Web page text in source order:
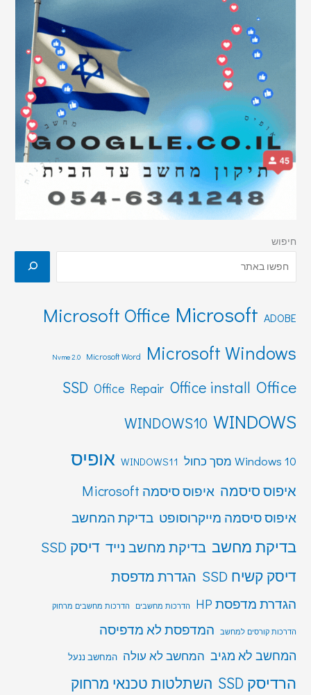
חיפוש
ADOBE
Microsoft
Microsoft Office
Microsoft Windows
Microsoft Word
Nvme 2.0
Office
Office install
Office Repair
SSD
WINDOWS
WINDOWS10
Windows 10 מסך כחול WINDOWS11 אופיס
איפוס סיסמה איפוס סיסמה Microsoft
איפוס סיסמה מייקרוסופט בדיקת המחשב
בדיקת מחשב בדיקת מחשב נייד דיסק SSD
דיסק קשיח SSD
הגדרת מדפסת
הגדרת מדפסת HP הדרכות מחשבים הדרכות מחשבים מרחוק
הדרכות קורסים למחשב המדפסת לא מדפיסה
המחשב לא מגיב המחשב לא עולה המחשב ננעל
הרדיסק SSD השתלטות טכנאי מרחוק